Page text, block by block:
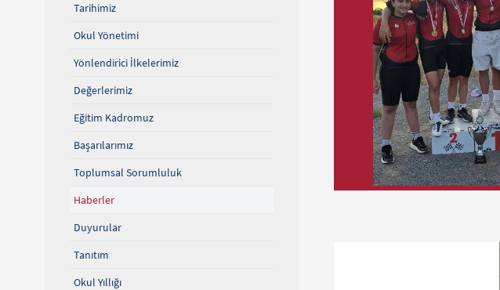
Tarihimiz
Okul Yönetimi
Yönlendirici İlkelerimiz
Değerlerimiz
Eğitim Kadromuz
Başarılarımız
Toplumsal Sorumluluk
Haberler
Duyurular
Tanıtım
Okul Yıllığı